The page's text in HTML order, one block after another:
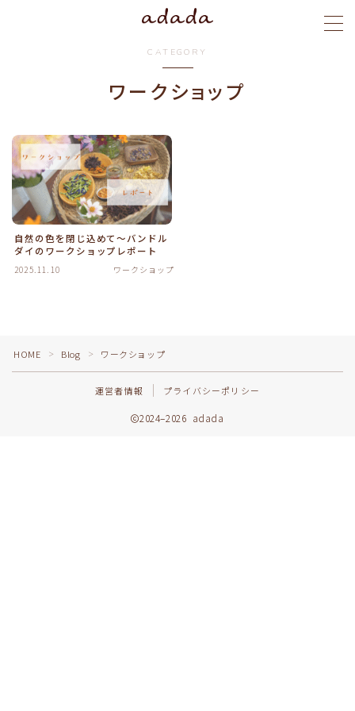
blog
stylist
ご予約
CATEGORY
ワークショップ
自然の色を閉じ込めて～バンドル
ダイのワークショップレポート
2025.11.10 ワークショップ
HOME ＞ Blog ＞ ワークショップ
運営者情報 プライバシーポリシー
2024–2026 adada